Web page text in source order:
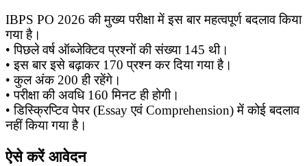
IBPS PO 2026 की मुख्य परीक्षा में इस बार महत्वपूर्ण बदलाव किया
गया है।
• पिछले वर्ष ऑब्जेक्टिव प्रश्नों की संख्या 145 थी।
• इस बार इसे बढ़ाकर 170 प्रश्न कर दिया गया है।
• कुल अंक 200 ही रहेंगे।
• परीक्षा की अवधि 160 मिनट ही होगी।
• डिस्क्रिप्टिव पेपर (Essay एवं Comprehension) में कोई बदलाव
नहीं किया गया है।
ऐसे करें आवेदन